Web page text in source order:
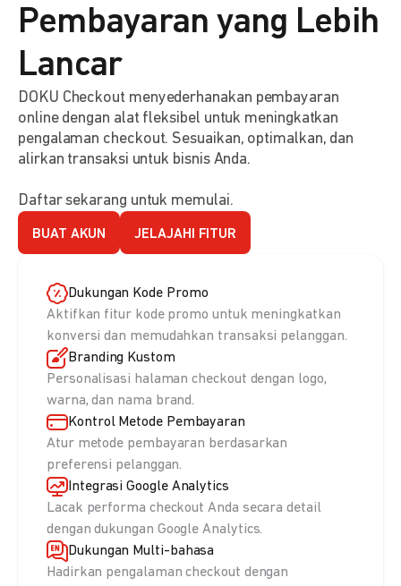
Pembayaran yang Lebih
Lancar
DOKU Checkout menyederhanakan pembayaran
online dengan alat fleksibel untuk meningkatkan
pengalaman checkout. Sesuaikan, optimalkan, dan
alirkan transaksi untuk bisnis Anda.
Daftar sekarang untuk memulai.
BUAT AKUN JELAJAHI FITUR
Dukungan Kode Promo
Aktifkan fitur kode promo untuk meningkatkan
konversi dan memudahkan transaksi pelanggan.
Branding Kustom
Personalisasi halaman checkout dengan logo,
warna, dan nama brand.
Kontrol Metode Pembayaran
Atur metode pembayaran berdasarkan
preferensi pelanggan.
Integrasi Google Analytics
Lacak performa checkout Anda secara detail
dengan dukungan Google Analytics.
Dukungan Multi-bahasa
Hadirkan pengalaman checkout dengan